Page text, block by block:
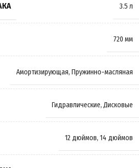
3.5 л
720 мм
Амортизирующая, Пружинно-масляная
Гидравлические, Дисковые
12 дюймов, 14 дюймов